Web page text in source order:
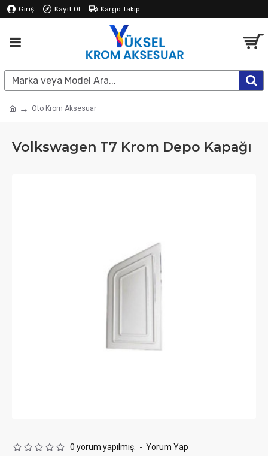
Giriş Kayıt Ol Kargo Takip
Oto Krom Aksesuar
Volkswagen T7 Krom Depo Kapağı
0 yorum yapılmış. - Yorum Yap